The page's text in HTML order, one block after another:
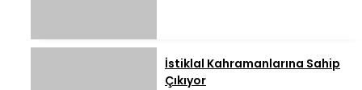
İstiklal Kahramanlarına Sahip
Çıkıyor